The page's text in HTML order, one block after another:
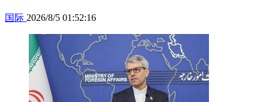
国际 2026/8/5 01:52:16